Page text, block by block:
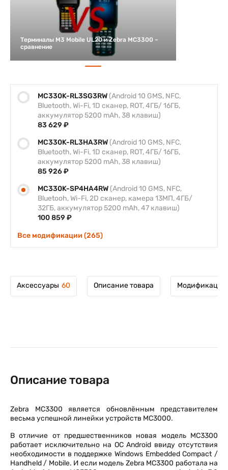
MC330K-RL3SG3RW (Android 10 GMS, NFC,
Bluetooth, Wi-Fi, 1D сканер, ROT, 4ГБ/ 16ГБ,
аккумулятор 5200 mAh, 38 клавиш)
83 629 ₽
MC330K-RL3HA3RW (Android 10 GMS, NFC,
Bluetooth, Wi-Fi, 1D сканер, ROT, 4ГБ/ 16ГБ,
аккумулятор 5200 mAh, 38 клавиш)
85 926 ₽
MC330K-SP4HA4RW (Android 10 GMS, NFC,
Bluetooh, Wi-Fi, 2D сканер, камера 13МП, 4ГБ/
32ГБ, аккумулятор 5200 mAh, 47 клавиш)
100 859 ₽
Все модификации (265)
Терминалы M3 Mobile UL20 и Zebra MC3300 –
сравнение
Аксессуары 60 Описание товара Модификации
Описание товара
Zebra MC3300 является обновлённым представителем
весьма успешной линейки устройств MC3000.
В отличие от предшественников новая модель MC3300
работает исключительно на ОС Android ввиду отсутствия
необходимости в поддержке Windows Embedded Compact /
Handheld / Mobile. И если модель Zebra MC3300 работала на